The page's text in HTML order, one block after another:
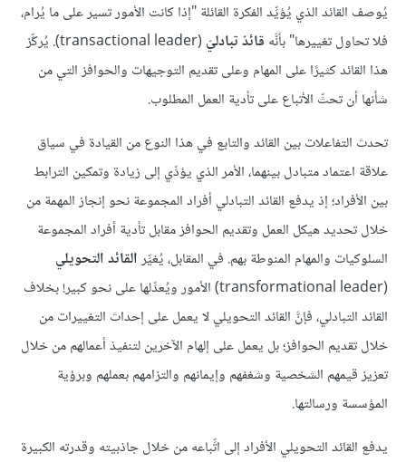
يُوصف القائد الذي يُؤيِّد الفكرة القائلة "إذا كانت الأمور تسير على ما يُرام،
فلا تحاول تغييرها" بأنَّه قائدٌ تبادليّ
(transactional leader). يُركِّز
هذا القائد كثيرًا على المهام وعلى تقديم التوجيهات والحوافز التي من
شأنها أن تحثّ الأتباع على تأدية العمل المطلوب.
تحدث التفاعلات بين القائد والتابع في هذا النوع من القيادة في سياق
علاقة اعتماد متبادل بينهما، الأمر الذي يؤدِّي إلى زيادة وتمكين الترابط
بين الأفراد؛ إذ يدفع القائد التبادلي أفراد المجموعة نحو إنجاز المهمة من
خلال تحديد هيكل العمل وتقديم الحوافز مقابل تأدية أفراد المجموعة
السلوكيات والمهام المنوطة بهم. في المقابل، يُغيِّرالقائد التحويلي
(transformational leader) الأمور ويُعدِّلها على نحو كبير! بخلاف
القائد التبادلي، فإنَّ القائد التحويلي لا يعمل على إحداث التغييرات من
خلال تقديم الحوافز؛ بل يعمل على إلهام الآخرين لتنفيذ أعمالهم من خلال
تعزيز قيمهم الشخصية وشغفهم وإيمانهم والتزامهم بعملهم وبرؤية
المؤسسة ورسالتها.
يدفع القائد التحويلي الأفراد إلى اتِّباعه من خلال جاذبيته وقدرته الكبيرة